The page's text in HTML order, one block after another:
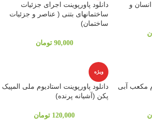
انسان و
دانلود پاورپوینت اجرای جزئیات
ساختمانهای بتنی ( عناصر و جزئیات
ساختمان)
90,000 تومان
مکعب آبی
ویژه
دانلود پاورپوینت استادیوم ملی المپیک
پکن (آشیانه پرنده)
120,000 تومان